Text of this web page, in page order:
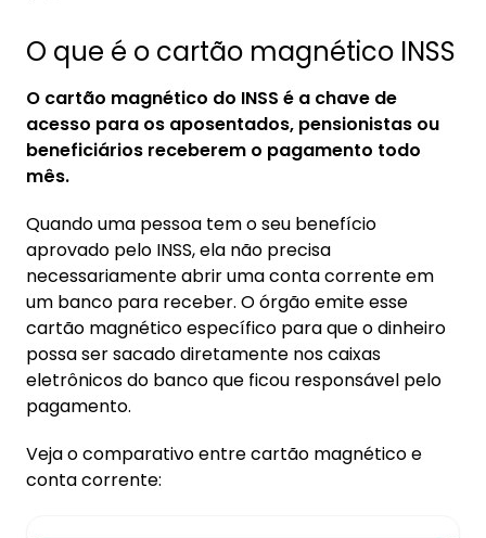
O que é o cartão magnético INSS
O cartão magnético do INSS é a chave de
acesso para os aposentados, pensionistas ou
beneficiários receberem o pagamento todo
mês.
Quando uma pessoa tem o seu benefício
aprovado pelo INSS, ela não precisa
necessariamente abrir uma conta corrente em
um banco para receber. O órgão emite esse
cartão magnético específico para que o dinheiro
possa ser sacado diretamente nos caixas
eletrônicos do banco que ficou responsável pelo
pagamento.
Veja o comparativo entre cartão magnético e
conta corrente: